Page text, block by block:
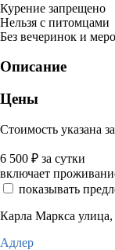
Курение запрещено
Нельзя с питомцами
Без вечеринок и
Описание
Цены
Стоимость указана
6 500 ₽ за сутки
включает
показывать
Карла Маркса улица,
Адлер